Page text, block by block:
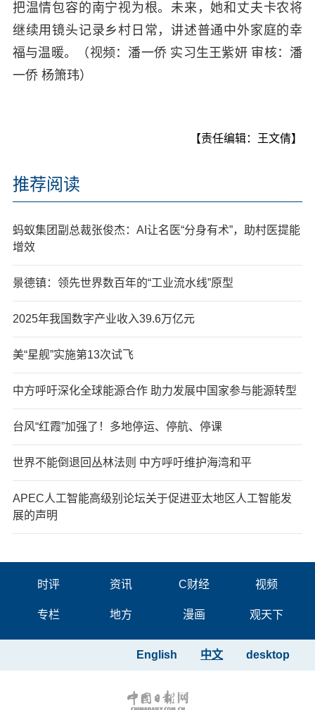
把温情包容的南宁视为根。未来，她和丈夫卡农将
继续用镜头记录乡村日常，讲述普通中外家庭的幸
福与温暖。（视频：潘一侨 实习生王紫妍 审核：潘
一侨 杨箫玮）
【责任编辑：王文倩】
推荐阅读
蚂蚁集团副总裁张俊杰：AI让名医“分身有术”，助村医提能
增效
景德镇：领先世界数百年的“工业流水线”原型
2025年我国数字产业收入39.6万亿元
美“星舰”实施第13次试飞
中方呼吁深化全球能源合作 助力发展中国家参与能源转型
台风“红霞”加强了！多地停运、停航、停课
世界不能倒退回丛林法则 中方呼吁维护海湾和平
APEC人工智能高级别论坛关于促进亚太地区人工智能发
展的声明
时评 资讯 C财经 视频
专栏 地方 漫画 观天下
desktop
中文
English